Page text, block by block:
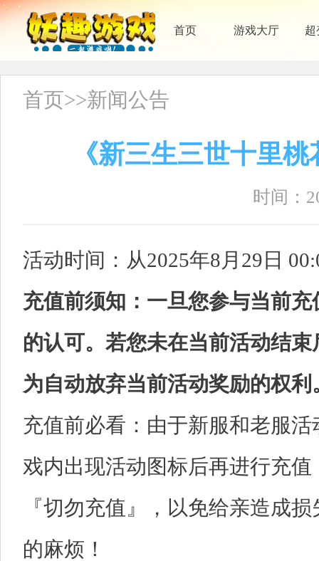
首页 游戏大厅 超
首页>>新闻公告
《新三生三世十里
时间：
活动时间：从2025年8月29日
充值前须知：一旦您参与当前
的认可。若您未在当前活动结
为自动放弃当前活动奖励的权利
充值前必看：由于新服和老服
戏内出现活动图标后再进行充
『切勿充值』，以免给亲造成
的麻烦！